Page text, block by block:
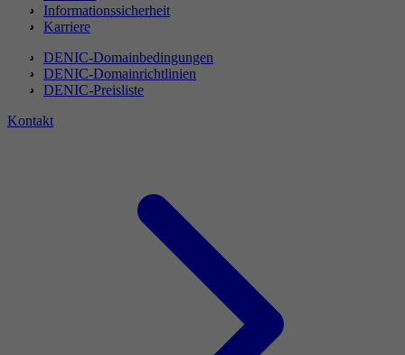
Informationssicherheit
Karriere
DENIC-Domainbedingungen
DENIC-Domainrichtlinien
DENIC-Preisliste
Kontakt